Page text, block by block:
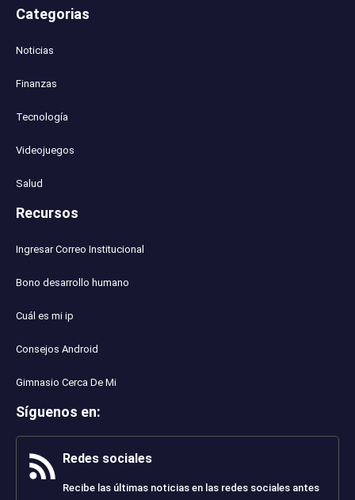
Categorias
Noticias
Finanzas
Tecnología
Videojuegos
Salud
Recursos
Ingresar Correo Institucional
Bono desarrollo humano
Cuál es mi ip
Consejos Android
Gimnasio Cerca De Mi
Síguenos en:
Redes sociales
Recibe las últimas noticias en las redes sociales antes